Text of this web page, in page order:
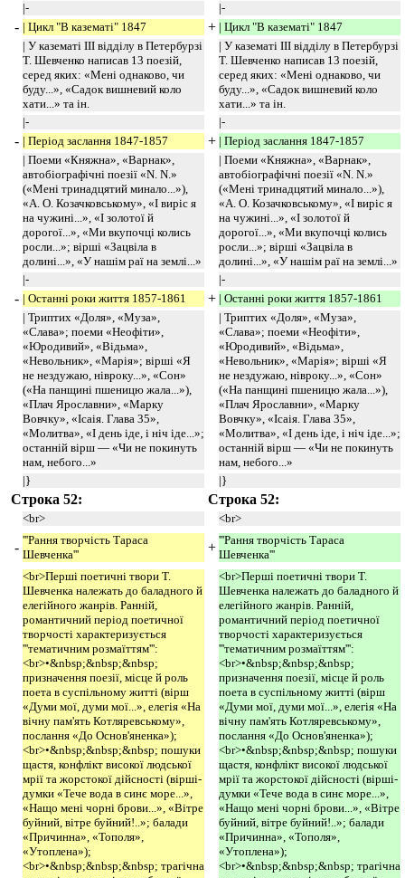
|-
|-
- | Цикл "В казематі" 1847 + | Цикл "В казематі" 1847
| У казематі III відділу в Петербурзі
Т. Шевченко написав 13 поезій,
серед яких: «Мені однаково, чи
буду...», «Садок вишневий коло
хати...» та ін.
| У казематі III відділу в Петербурзі
Т. Шевченко написав 13 поезій,
серед яких: «Мені однаково, чи
буду...», «Садок вишневий коло
хати...» та ін.
|-
|-
- | Період заслання 1847-1857 + | Період заслання 1847-1857
| Поеми «Княжна», «Варнак»,
автобіографічні поезії «N. N.»
(«Мені тринадцятий минало...»),
«А. О. Козачковському», «І виріс я
на чужині...», «І золотої й
дорогої...», «Ми вкупочці колись
росли...»; вірші «Зацвіла в
долині...», «У нашім раї на землі...»
| Поеми «Княжна», «Варнак»,
автобіографічні поезії «N. N.»
(«Мені тринадцятий минало...»),
«А. О. Козачковському», «І виріс я
на чужині...», «І золотої й
дорогої...», «Ми вкупочці колись
росли...»; вірші «Зацвіла в
долині...», «У нашім раї на землі...»
|-
|-
- | Останні роки життя 1857-1861 + | Останні роки життя 1857-1861
| Триптих «Доля», «Муза»,
«Слава»; поеми «Неофіти»,
«Юродивий», «Відьма»,
«Невольник», «Марія»; вірші «Я
не нездужаю, нівроку...», «Сон»
(«На панщині пшеницю жала...»),
«Плач Ярославни», «Марку
Вовчку», «Ісаія. Глава 35»,
«Молитва», «І день іде, і ніч іде...»;
останній вірш — «Чи не покинуть
нам, небого...»
| Триптих «Доля», «Муза»,
«Слава»; поеми «Неофіти»,
«Юродивий», «Відьма»,
«Невольник», «Марія»; вірші «Я
не нездужаю, нівроку...», «Сон»
(«На панщині пшеницю жала...»),
«Плач Ярославни», «Марку
Вовчку», «Ісаія. Глава 35»,
«Молитва», «І день іде, і ніч іде...»;
останній вірш — «Чи не покинуть
нам, небого...»
|}
|}
Строка 52: Строка 52:
<br> <br>
- '''Рання творчість Тараса
Шевченка'''
+ '''Рання творчість Тараса
Шевченка'''
<br>Перші поетичні твори Т.
Шевченка належать до баладного й
елегійного жанрів. Ранній,
романтичний період поетичної
творчості характеризується
'''тематичним розмаїттям''':
<br>•&nbsp;&nbsp;&nbsp;
призначення поезії, місце й роль
поета в суспільному житті (вірш
«Думи мої, думи мої...», елегія «На
вічну пам'ять Котляревському»,
послання «До Основ'яненка»);
<br>•&nbsp;&nbsp;&nbsp; пошуки
щастя, конфлікт високої людської
мрії та жорстокої дійсності (вірші-
думки «Тече вода в синє море...»,
«Нащо мені чорні брови...», «Вітре
буйний, вітре буйний!..»; балади
«Причинна», «Тополя»,
«Утоплена»);
<br>•&nbsp;&nbsp;&nbsp; трагічна
<br>Перші поетичні твори Т.
Шевченка належать до баладного й
елегійного жанрів. Ранній,
романтичний період поетичної
творчості характеризується
'''тематичним розмаїттям''':
<br>•&nbsp;&nbsp;&nbsp;
призначення поезії, місце й роль
поета в суспільному житті (вірш
«Думи мої, думи мої...», елегія «На
вічну пам'ять Котляревському»,
послання «До Основ'яненка»);
<br>•&nbsp;&nbsp;&nbsp; пошуки
щастя, конфлікт високої людської
мрії та жорстокої дійсності (вірші-
думки «Тече вода в синє море...»,
«Нащо мені чорні брови...», «Вітре
буйний, вітре буйний!..»; балади
«Причинна», «Тополя»,
«Утоплена»);
<br>•&nbsp;&nbsp;&nbsp; трагічна